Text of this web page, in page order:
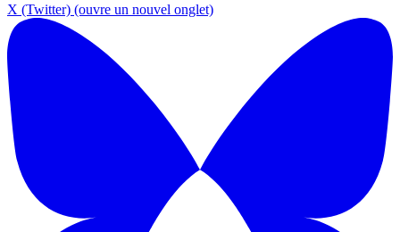
X (Twitter) (ouvre un nouvel onglet)